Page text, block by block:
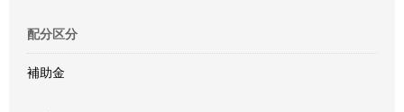
配分区分
補助金